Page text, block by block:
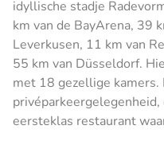
idyllische stadje
km van de BayArena, 39
Leverkusen, 11 km van
55 km van Düsseldorf.
met 18 gezellige
eersteklas restaurant